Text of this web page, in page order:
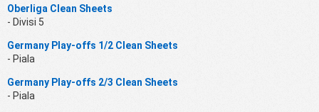
Oberliga Clean Sheets
- Divisi 5
Germany Play-offs 1/2 Clean Sheets
- Piala
Germany Play-offs 2/3 Clean Sheets
- Piala